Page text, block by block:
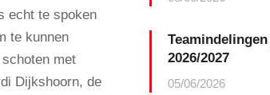
echt te spoken
te kunnen
met
Dijkshoorn, de
2026/2027
05/06/2026